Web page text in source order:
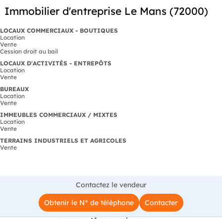
Immobilier d'entreprise Le Mans (72000)
LOCAUX COMMERCIAUX - BOUTIQUES
Location
Vente
Cession droit au bail
LOCAUX D'ACTIVITÉS - ENTREPÔTS
Location
Vente
BUREAUX
Location
Vente
IMMEUBLES COMMERCIAUX / MIXTES
Location
Vente
TERRAINS INDUSTRIELS ET AGRICOLES
Vente
Contactez le vendeur
Obtenir le N° de téléphone
Contacter